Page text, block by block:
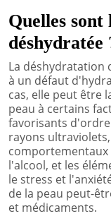
Quelles sont
déshydratée
La déshydratation
à un défaut
cas, elle peut être
peau à certains
favorisants
rayons
l'alcool, et les
le stress et
de la peau peut-
et médicaments.